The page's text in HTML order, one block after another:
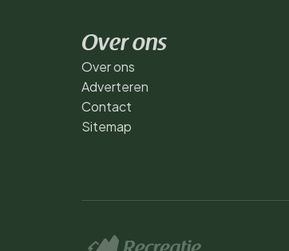
Over ons
Over ons
Adverteren
Contact
Sitemap